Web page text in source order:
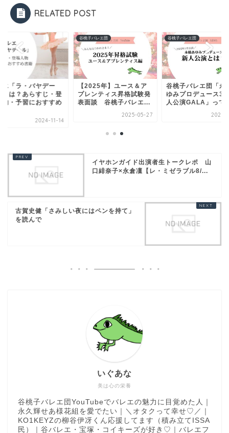
RELATED POST
エ「ラ・バヤデー
とは？あらすじ・登
物・予習におすすめ
2024-11-14
谷桃子バレエ団
【2025年】ユース＆ア
プレンティス昇格試験発
表面談 谷桃子バレエ...
2025-05-27
谷桃子バレエ団
谷桃子バレエ団「永
ゆみプロデュース3
人公演GALA」って
2026-
イヤホンガイド出演者生トークレポ 山
口緋奈子×永倉凜【レ・ミゼラブル8/...
古賀史健「さみしい夜にはペンを持て」
を読んで
美は心の栄養
いぐあな
谷桃子バレエ団YouTubeでバレエの魅力に目覚めた人｜
永久輝せあ様花組を愛でたい｜＼オタクって幸せ♡／｜
KO1KEYZの柳谷伊冴くん応援してます（積み立てISSA
民）｜谷バレエ・宝塚・コイキーズが好き♡｜バレエフ